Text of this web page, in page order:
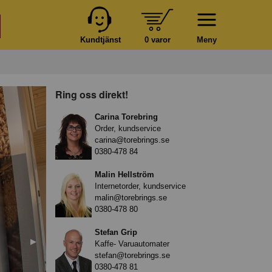
Meny
0 varor
Kundtjänst
Nästa
▶︎
Ring oss direkt!
Carina Torebring
Order, kundservice
carina@torebrings.se
0380-478 84
Malin Hellström
Internetorder, kundservice
malin@torebrings.se
0380-478 80
Stefan Grip
Kaffe- Varuautomater
stefan@torebrings.se
0380-478 81